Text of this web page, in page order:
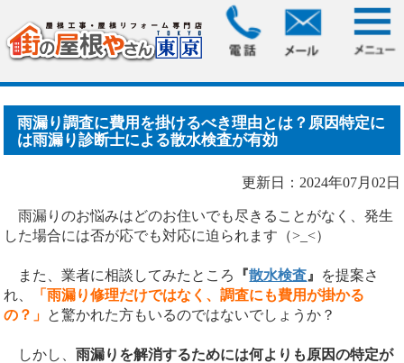
> 雨漏り調査に費用を掛けるべき理由とは？
原因特定には雨漏り診断.....
雨漏り調査に費用を掛けるべき理由とは？原因特定に
は雨漏り診断士による散水検査が有効
更新日：2024年07月02日
雨漏りのお悩みはどのお住いでも尽きることがなく、発生
した場合には否が応でも対応に迫られます（>_<）
また、業者に相談してみたところ 『散水検査 』 を提案さ
れ、
「雨漏り修理だけではなく、調査にも費用が掛かる
の？」 と驚かれた方もいるのではないでしょうか？
しかし、雨漏りを解消するためには何よりも原因の特定が